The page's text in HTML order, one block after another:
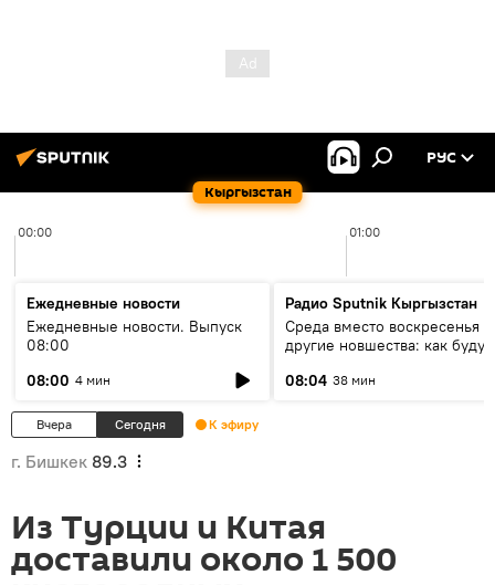
Кыргызстан
РУС
00:00 01:00
Ежедневные новости
Ежедневные новости. Выпуск
08:00
08:00 4 мин
Радио Sputnik Кыргызстан
Среда вместо воскресенья и
другие новшества: как будут
08:04 38 мин
Вчера Сегодня К эфиру
г. Бишкек 89.3
Из Турции и Китая
доставили около 1 500